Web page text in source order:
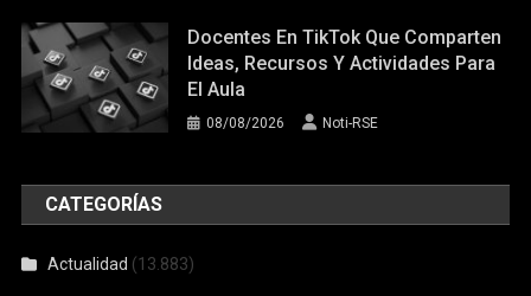
Docentes En TikTok Que Comparten
Ideas, Recursos Y Actividades Para
El Aula
08/08/2026 Noti-RSE
CATEGORÍAS
Actualidad (13.883)